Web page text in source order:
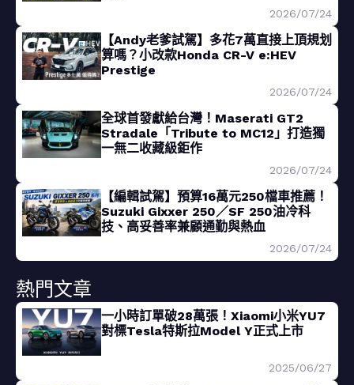
2026/07/24
【Andy老爹試駕】多花7萬直接上頂規划
算嗎？小改款Honda CR-V e:HEV
Prestige
2026/07/24
全球首發獻給台灣！Maserati GT2
Stradale「Tribute to MC12」打造獨
一無二收藏級鉅作
2026/07/24
【編輯試駕】預算16萬元250檔車推薦！
Suzuki Gixxer 250／SF 250油冷科
技、高妥善率兼顧通勤與熱血
2026/07/24
熱門文章
一小時訂單破28萬張！Xiaomi小米YU7
對標Tesla特斯拉Model Y正式上市
2025/06/27